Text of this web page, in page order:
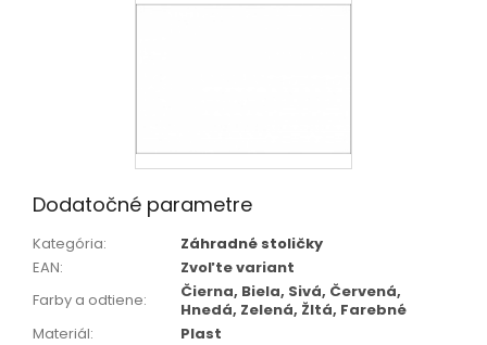
Dodatočné parametre
Kategória:
Záhradné stoličky
EAN:
Zvoľte variant
Farby a odtiene:
Čierna, Biela, Sivá, Červená,
Hnedá, Zelená, Žltá, Farebné
Materiál:
Plast